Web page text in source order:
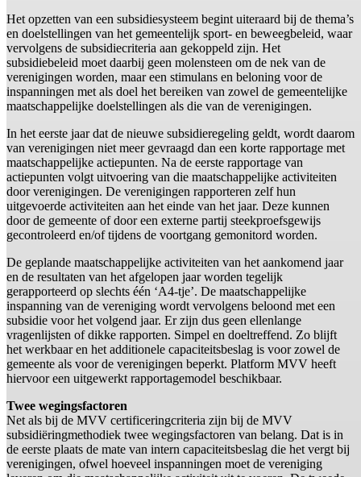
Het opzetten van een subsidiesysteem begint uiteraard bij de thema’s
en doelstellingen van het gemeentelijk sport- en beweegbeleid, waar
vervolgens de subsidiecriteria aan gekoppeld zijn. Het
subsidiebeleid moet daarbij geen molensteen om de nek van de
verenigingen worden, maar een stimulans en beloning voor de
inspanningen met als doel het bereiken van zowel de gemeentelijke
maatschappelijke doelstellingen als die van de verenigingen.
In het eerste jaar dat de nieuwe subsidieregeling geldt, wordt daarom
van verenigingen niet meer gevraagd dan een korte rapportage met
maatschappelijke actiepunten. Na de eerste rapportage van
actiepunten volgt uitvoering van die maatschappelijke activiteiten
door verenigingen. De verenigingen rapporteren zelf hun
uitgevoerde activiteiten aan het einde van het jaar. Deze kunnen
door de gemeente of door een externe partij steekproefsgewijs
gecontroleerd en/of tijdens de voortgang gemonitord worden.
De geplande maatschappelijke activiteiten van het aankomend jaar
en de resultaten van het afgelopen jaar worden tegelijk
gerapporteerd op slechts één ‘A4-tje’. De maatschappelijke
inspanning van de vereniging wordt vervolgens beloond met een
subsidie voor het volgend jaar. Er zijn dus geen ellenlange
vragenlijsten of dikke rapporten. Simpel en doeltreffend. Zo blijft
het werkbaar en het additionele capaciteitsbeslag is voor zowel de
gemeente als voor de verenigingen beperkt. Platform MVV heeft
hiervoor een uitgewerkt rapportagemodel beschikbaar.
Twee wegingsfactoren
Net als bij de MVV certificeringcriteria zijn bij de MVV
subsidiëringmethodiek twee wegingsfactoren van belang. Dat is in
de eerste plaats de mate van intern capaciteitsbeslag die het vergt bij
verenigingen, ofwel hoeveel inspanningen moet de vereniging